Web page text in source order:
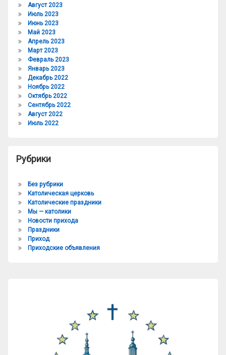
Август 2023
Июль 2023
Июнь 2023
Май 2023
Апрель 2023
Март 2023
Февраль 2023
Январь 2023
Декабрь 2022
Ноябрь 2022
Октябрь 2022
Сентябрь 2022
Август 2022
Июль 2022
Рубрики
Без рубрики
Католическая церковь
Католические праздники
Мы — католики
Новости прихода
Праздники
Приход
Приходские объявления